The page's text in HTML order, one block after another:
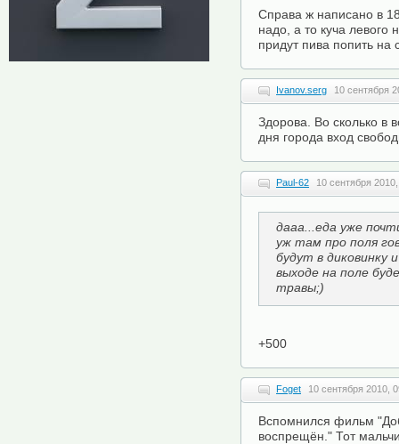
Справа ж написано в
надо, а то куча левого
придут пива попить на
Ivanov.serg 10 сентября
Здорова. Во сколько в
дня города вход
Paul-62 10 сентября
дааа...еда уже
уж там про поля
будут в диковинку
выходе на поле
травы;)
+500
Foget 10 сентября 2010,
Вспомнился фильм
воспрещён." Тот